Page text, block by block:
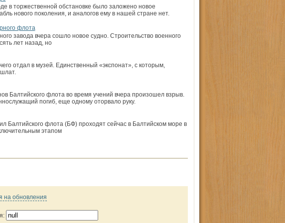
в торжественной обстановке было заложено новое
нового поколения, и аналогов ему в нашей стране нет.
флота
завода вчера сошло новое судно. Строительство военного
лет назад, но
отдал в музей. Единственный «экспонат», с которым,
Балтийского флота во время учений вчера произошел взрыв.
погиб, еще одному оторвало руку.
Балтийского флота (БФ) проходят сейчас в Балтийском море в
этапом
на обновления